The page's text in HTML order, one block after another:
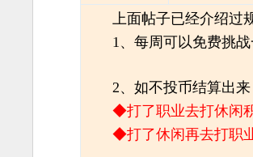
上面帖子已经介绍过
1、每周可以免费挑
2、如不投币结算出
◆打了职业去打休闲
◆打了休闲再去打职